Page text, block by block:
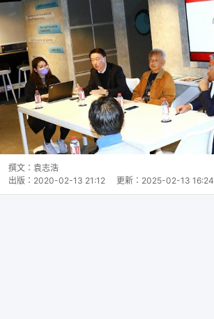
撰文： 袁志浩
出版： 2020-02-13 21:12 更新： 2025-02-13 16:24